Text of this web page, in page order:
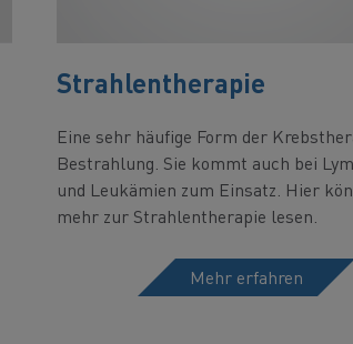
Strahlentherapie
Eine sehr häufige Form der
Bestrahlung. Sie kommt auch bei
und Leukämien zum Einsatz. Hier
mehr zur Strahlentherapie lesen.
Mehr erfahren